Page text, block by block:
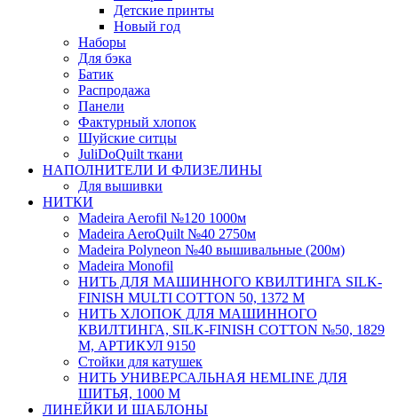
Детские принты
Новый год
Наборы
Для бэка
Батик
Распродажа
Панели
Фактурный хлопок
Шуйские ситцы
JuliDoQuilt ткани
НАПОЛНИТЕЛИ И ФЛИЗЕЛИНЫ
Для вышивки
НИТКИ
Madeira Aerofil №120 1000м
Madeira AeroQuilt №40 2750м
Madeira Polyneon №40 вышивальные (200м)
Мadeira Monofil
НИТЬ ДЛЯ МАШИННОГО КВИЛТИНГА SILK-
FINISH MULTI COTTON 50, 1372 М
НИТЬ ХЛОПОК ДЛЯ МАШИННОГО
КВИЛТИНГА, SILK-FINISH COTTON №50, 1829
М, АРТИКУЛ 9150
Стойки для катушек
НИТЬ УНИВЕРСАЛЬНАЯ HEMLINE ДЛЯ
ШИТЬЯ, 1000 М
ЛИНЕЙКИ И ШАБЛОНЫ